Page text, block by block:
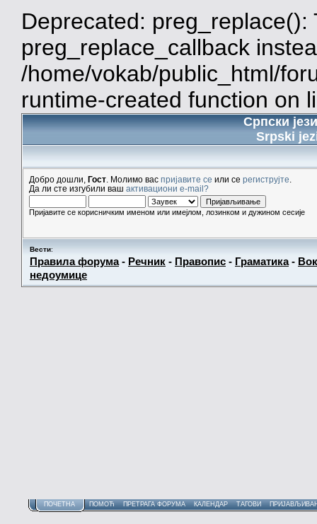
Deprecated:
preg_replace_callback
/home/vokab/public_html/
runtime-created function on
Српски
Srpski
Добро дошли, Гост . Молимо вас пријавите се или се региструјте
Да ли сте изгубили ваш активациони e-mail?
Пријавите се корисничким именом или имејлом, лозинком и дужином сесије
Вести:
Правила форума- Речник - Правопис - Граматика-
недоумице
ПОЧЕТНА ПОМОЋ ПРЕТРАГА ФОРУМА КАЛЕНДАР ТАГОВИ